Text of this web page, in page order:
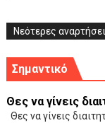
Νεότερες
Σημαντικό
Θες να γίνεις
Θες να γίνεις